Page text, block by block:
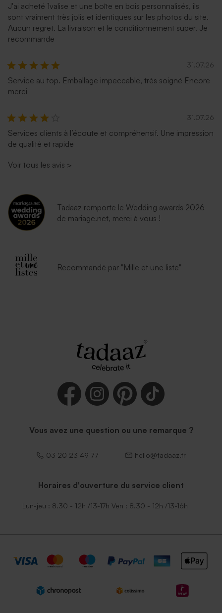
J'ai acheté 1valise et une boîte en bois personnalisés, ils
sont vraiment très jolis et identiques sur les photos du site.
Aucun regret. La livraison et le conditionnement super. Je
recommande
31.07.26
Service au top. Emballage impeccable, très soigné Encore
merci
31.07.26
Services clients à l’écoute et compréhensif. Une impression
de qualité et rapide
Voir tous les avis >
Tadaaz remporte le Wedding awards 2026
de mariage.net, merci à vous !
Recommandé par "Mille et une liste"
Vous avez une question ou une remarque ?
03 20 23 49 77 hello@tadaaz.fr
Horaires d'ouverture du service client
Lun-jeu : 8.30 - 12h /13-17h Ven : 8.30 - 12h /13-16h